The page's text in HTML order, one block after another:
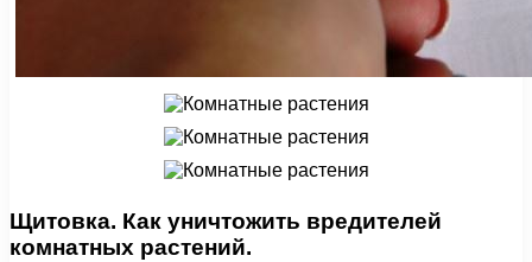
Щитовка. Как уничтожить вредителей
комнатных растений.